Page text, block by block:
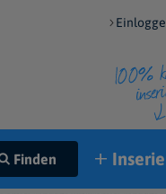
Finden